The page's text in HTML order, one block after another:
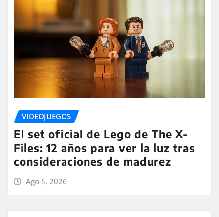
VIDEOJUEGOS
El set oficial de Lego de The X-
Files: 12 años para ver la luz tras
consideraciones de madurez
Ago 5, 2026